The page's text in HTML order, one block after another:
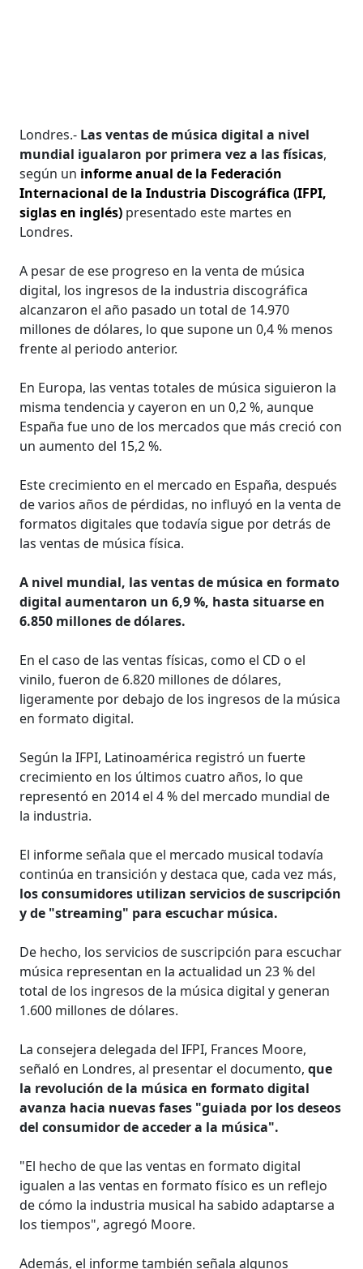
Londres.- Las ventas de música digital a nivel
mundial igualaron por primera vez a las físicas,
según un informe anual de la Federación
Internacional de la Industria Discográfica (IFPI,
siglas en inglés) presentado este martes en
Londres.
A pesar de ese progreso en la venta de música
digital, los ingresos de la industria discográfica
alcanzaron el año pasado un total de 14.970
millones de dólares, lo que supone un 0,4 % menos
frente al periodo anterior.
En Europa, las ventas totales de música siguieron la
misma tendencia y cayeron en un 0,2 %, aunque
España fue uno de los mercados que más creció con
un aumento del 15,2 %.
Este crecimiento en el mercado en España, después
de varios años de pérdidas, no influyó en la venta de
formatos digitales que todavía sigue por detrás de
las ventas de música física.
A nivel mundial, las ventas de música en formato
digital aumentaron un 6,9 %, hasta situarse en
6.850 millones de dólares.
En el caso de las ventas físicas, como el CD o el
vinilo, fueron de 6.820 millones de dólares,
ligeramente por debajo de los ingresos de la música
en formato digital.
Según la IFPI, Latinoamérica registró un fuerte
crecimiento en los últimos cuatro años, lo que
representó en 2014 el 4 % del mercado mundial de
la industria.
El informe señala que el mercado musical todavía
continúa en transición y destaca que, cada vez más,
los consumidores utilizan servicios de suscripción
y de "streaming" para escuchar música.
De hecho, los servicios de suscripción para escuchar
música representan en la actualidad un 23 % del
total de los ingresos de la música digital y generan
1.600 millones de dólares.
La consejera delegada del IFPI, Frances Moore,
señaló en Londres, al presentar el documento,que
la revolución de la música en formato digital
avanza hacia nuevas fases "guiada por los deseos
del consumidor de acceder a la música".
"El hecho de que las ventas en formato digital
igualen a las ventas en formato físico es un reflejo
de cómo la industria musical ha sabido adaptarse a
los tiempos", agregó Moore.
Además, el informe también señala algunos